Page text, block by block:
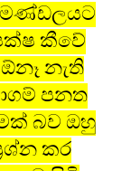
මණ්ඩලයට
කීවේ
නැති
පනත
බව ඔහු
කර